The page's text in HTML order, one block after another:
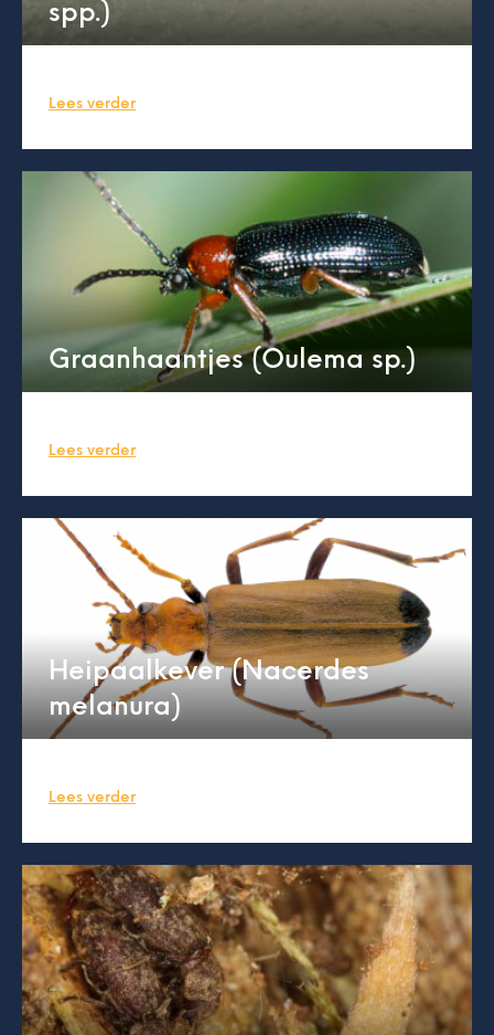
spp.)
Lees verder
Graanhaantjes (Oulema sp.)
Lees verder
Heipaalkever (Nacerdes
melanura)
Lees verder